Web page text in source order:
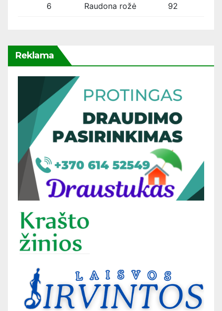
6 Raudona rožė 92
Reklama